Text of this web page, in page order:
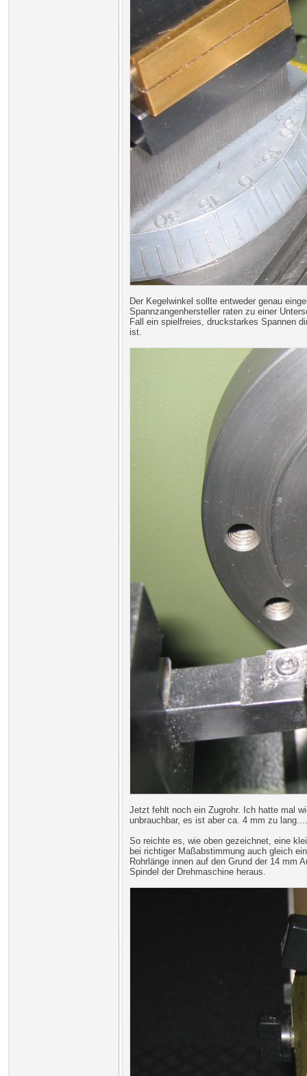
Der Kegelwinkel sollte entweder genau
Spannzangenhersteller raten zu einer
Fall ein spielfreies, druckstarkes Spannen
ist.
Jetzt fehlt noch ein Zugrohr. Ich hatte mal
unbrauchbar, es ist aber ca. 4 mm zu
So reichte es, wie oben gezeichnet, eine
bei richtiger Maßabstimmung auch gleich
Rohrlänge innen auf den Grund der 14 mm
Spindel der Drehmaschine heraus.